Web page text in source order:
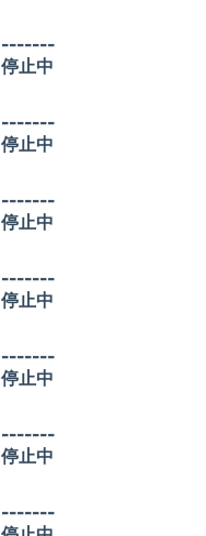
-------
停止中
-------
停止中
-------
停止中
-------
停止中
-------
停止中
-------
停止中
-------